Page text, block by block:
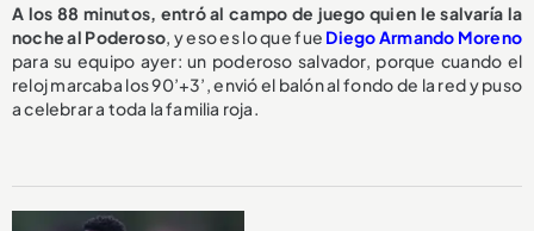
A los 88 minutos, entró al campo de juego quien le salvaría la
noche al Poderoso, y eso es lo que fue Diego Armando Moreno
para su equipo ayer: un poderoso salvador, porque cuando el
reloj marcaba los 90’+3’, envió el balón al fondo de la red y puso
a celebrar a toda la familia roja.